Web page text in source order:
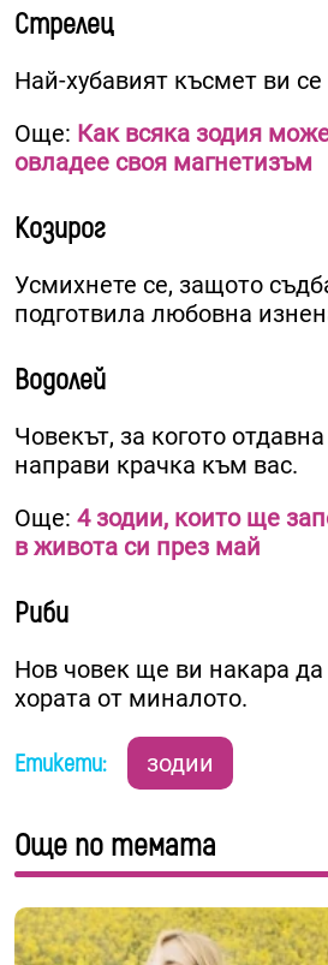
Стрелец
Най-хубавият късмет ви
Още: Как всяка зодия
овладее своя магнетизъм
Козирог
Усмихнете се, защото
подготвила любовна
Водолей
Човекът, за когото
направи крачка към вас.
Още: 4 зодии, които ще
в живота си през май
Риби
Нов човек ще ви накара да
хората от миналото.
Етикети: зодии
Още по темата